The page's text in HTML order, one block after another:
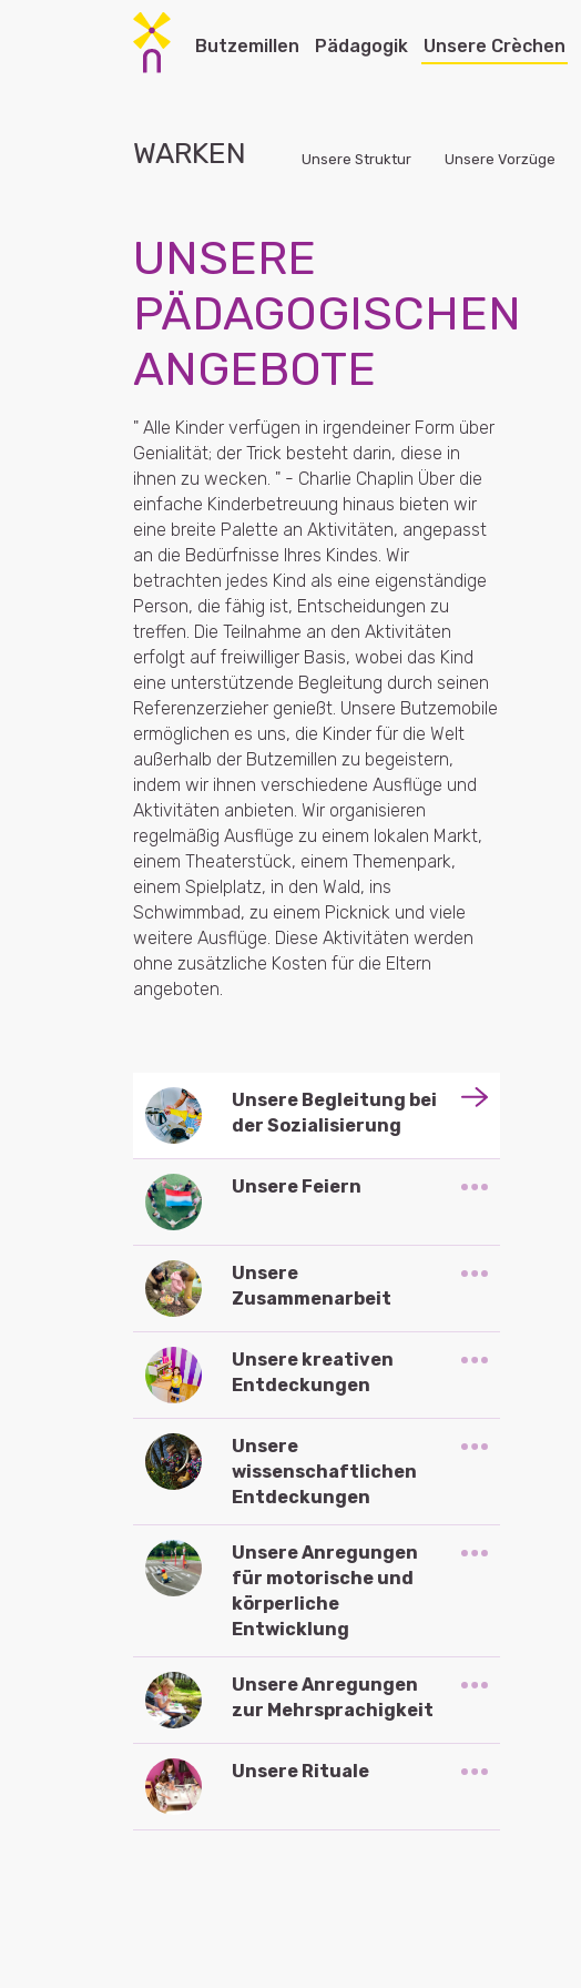
Skip to main content
Butzemillen
Unsere Geschichte
Unsere Ernährung
Pädagogik
Unser pädagogisches Projekt
Unsere pädagogischen Angebote
Unsere Crèchen
Crèche Ettelbrück II
Crèche Marnach
Crèche Wiltz
Crèche Beaufort Crèche Bissen
Ettelbrück
Heiderscheid
WARKEN Unsere Struktur Unsere Vorzüge
UNSERE
PÄDAGOGISCHEN
ANGEBOTE
" Alle Kinder verfügen in irgendeiner Form über
Genialität; der Trick besteht darin, diese in
ihnen zu wecken. " - Charlie Chaplin Über die
einfache Kinderbetreuung hinaus bieten wir
eine breite Palette an Aktivitäten, angepasst
an die Bedürfnisse Ihres Kindes. Wir
betrachten jedes Kind als eine eigenständige
Person, die fähig ist, Entscheidungen zu
treffen. Die Teilnahme an den Aktivitäten
erfolgt auf freiwilliger Basis, wobei das Kind
eine unterstützende Begleitung durch seinen
Referenzerzieher genießt. Unsere Butzemobile
ermöglichen es uns, die Kinder für die Welt
außerhalb der Butzemillen zu begeistern,
indem wir ihnen verschiedene Ausflüge und
Aktivitäten anbieten. Wir organisieren
regelmäßig Ausflüge zu einem lokalen Markt,
einem Theaterstück, einem Themenpark,
einem Spielplatz, in den Wald, ins
Schwimmbad, zu einem Picknick und viele
weitere Ausflüge. Diese Aktivitäten werden
ohne zusätzliche Kosten für die Eltern
angeboten.
Unsere Begleitung bei
der Sozialisierung
Unsere Feiern
Unsere
Zusammenarbeit
Unsere kreativen
Entdeckungen
Unsere
wissenschaftlichen
Entdeckungen
Unsere Anregungen
für motorische und
körperliche
Entwicklung
Unsere Anregungen
zur Mehrsprachigkeit
Unsere Rituale